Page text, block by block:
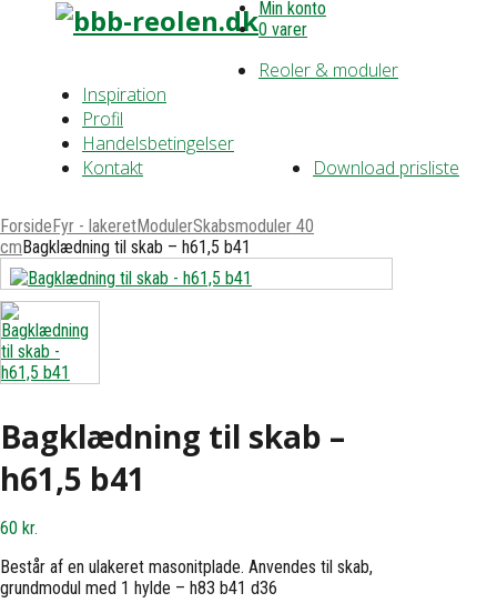
Min konto
0 varer
Reoler & moduler
Inspiration
Profil
Handelsbetingelser
Download prisliste
Kontakt
ForsideFyr - lakeretModulerSkabsmoduler 40
cmBagklædning til skab – h61,5 b41
Bagklædning til skab –
h61,5 b41
60 kr.
Består af en ulakeret masonitplade. Anvendes til skab,
grundmodul med 1 hylde – h83 b41 d36